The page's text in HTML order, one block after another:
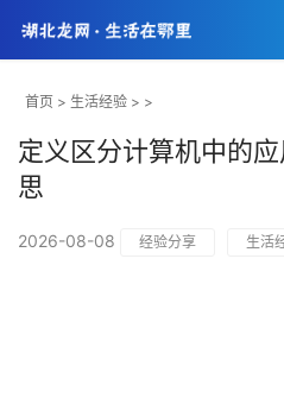
首页 > 生活经验 > >
定义区分计算机中的
思
2026-08-08 经验分享 生活